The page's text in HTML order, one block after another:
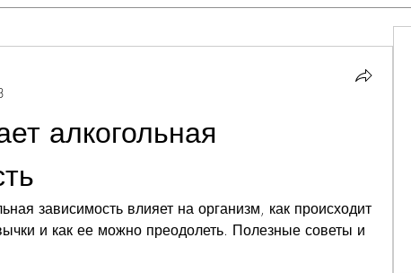
алкогольная
зависимость влияет на организм, как происходит
и как ее можно преодолеть. Полезные советы и